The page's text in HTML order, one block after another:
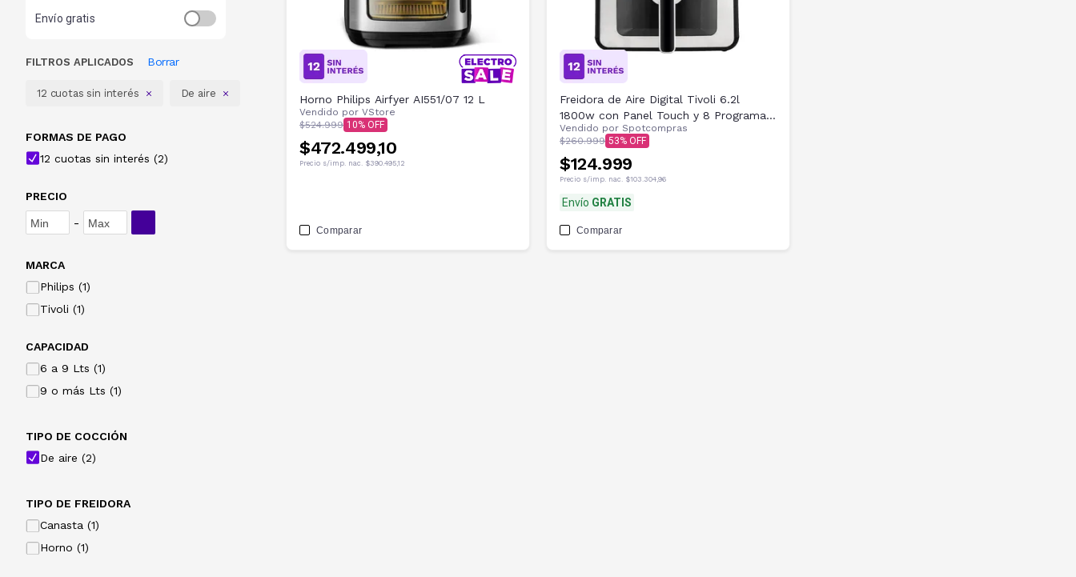
Envío gratis
FILTROS APLICADOS Borrar
12 cuotas sin interés De aire
FORMAS DE PAGO
12 cuotas sin interés (2)
PRECIO
-
MARCA
Philips (1)
Tivoli (1)
CAPACIDAD
6 a 9 Lts (1)
9 o más Lts (1)
TIPO DE COCCIÓN
De aire (2)
TIPO DE FREIDORA
Canasta (1)
Horno (1)
Horno Philips Airfyer AI551/07 12 L
Vendido por VStore
$524.999 10
$472.499,10
Precio s/imp. nac. $390.495,12
Comparar
Freidora de Aire Digital Tivoli 6.2l
1800w con Panel Touch y 8 Programas
de Cocción
Vendido por Spotcompras
$260.999 53
$124.999
Precio s/imp. nac. $103.304,96
Envío GRATIS
Comparar